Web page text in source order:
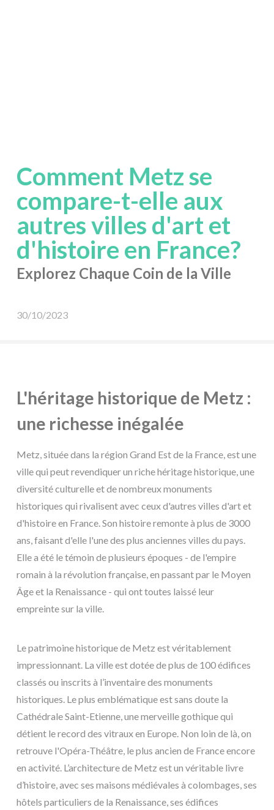
Comment Metz se
compare-t-elle aux
autres villes d'art et
d'histoire en France?
Explorez Chaque Coin de la Ville
30/10/2023
L'héritage historique de Metz :
une richesse inégalée
Metz, située dans la région Grand Est de la France, est une
ville qui peut revendiquer un riche héritage historique, une
diversité culturelle et de nombreux monuments
historiques qui rivalisent avec ceux d'autres villes d'art et
d'histoire en France. Son histoire remonte à plus de 3000
ans, faisant d'elle l'une des plus anciennes villes du pays.
Elle a été le témoin de plusieurs époques - de l'empire
romain à la révolution française, en passant par le Moyen
Âge et la Renaissance - qui ont toutes laissé leur
empreinte sur la ville.
Le patrimoine historique de Metz est véritablement
impressionnant. La ville est dotée de plus de 100 édifices
classés ou inscrits à l’inventaire des monuments
historiques. Le plus emblématique est sans doute la
Cathédrale Saint-Etienne, une merveille gothique qui
détient le record des vitraux en Europe. Non loin de là, on
retrouve l'Opéra-Théâtre, le plus ancien de France encore
en activité. L’architecture de Metz est un véritable livre
d’histoire, avec ses maisons médiévales à colombages, ses
hôtels particuliers de la Renaissance, ses édifices